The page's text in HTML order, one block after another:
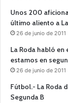
Unos 200
último aliento a
26 de junio de 2011
La Roda habló en
estamos en
26 de junio de 2011
Fútbol.- La Roda
Segunda B